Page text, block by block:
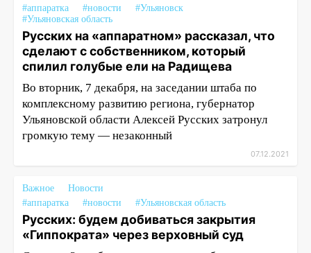
#аппаратка
#новости
#Ульяновск
#Ульяновская область
Русских на «аппаратном» рассказал, что
сделают с собственником, который
спилил голубые ели на Радищева
Во вторник, 7 декабря, на заседании штаба по
комплексному развитию региона, губернатор
Ульяновской области Алексей Русских затронул
громкую тему — незаконный
07.12.2021
Важное
Новости
#аппаратка
#новости #Ульяновская область
Русских: будем добиваться закрытия
«Гиппократа» через верховный суд